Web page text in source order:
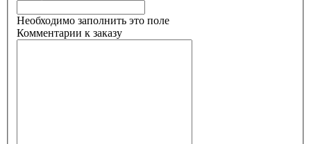
Необходимо заполнить это поле
Комментарии к заказу